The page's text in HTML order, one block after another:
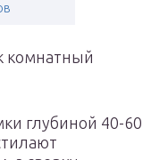
комнатный
глубиной 40-60